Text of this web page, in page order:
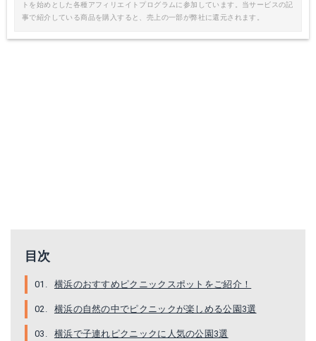
トを始めとした各種アフィリエイトプログラムに参加しています。当サービスの記
事で紹介している商品を購入すると、売上の一部が弊社に還元されます。
目次
横浜のおすすめピクニックスポットをご紹介！
横浜の自然の中でピクニックが楽しめる公園3選
横浜で子連れピクニックに人気の公園3選